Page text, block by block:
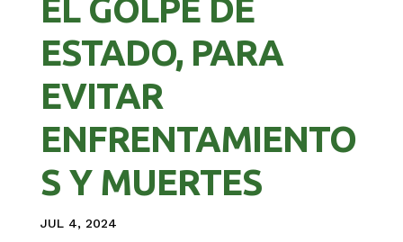
EL GOLPE DE
ESTADO, PARA
EVITAR
ENFRENTAMIENTO
S Y MUERTES
JUL 4, 2024